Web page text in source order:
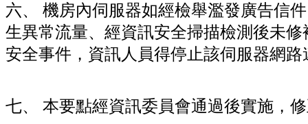
六、 機房內伺服器如經檢舉濫發廣告信
生異常流量、經資訊安全掃描檢測後未
安全事件，資訊人員得停止該伺服器網路
七、 本要點經資訊委員會通過後實施，